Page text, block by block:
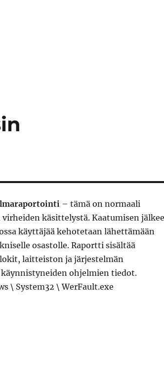
10:n asennus”
– tämä on normaali
käsittelystä. Kaatumisen
käyttäjää kehotetaan lähettämään
osastolle. Raportti sisältää
laitteiston ja järjestelmän
ohjelmien tiedot.
\ System32 \ WerFault.exe
ongelmaraportointi”